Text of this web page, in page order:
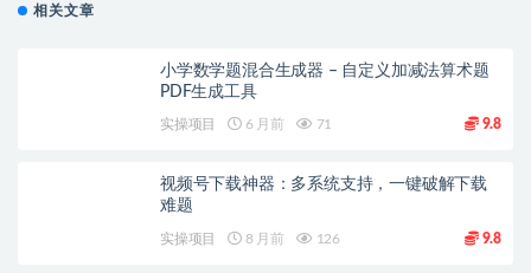
相关文章
小学数学题混合生成器 – 自定义加减法算术题
PDF生成工具
实操项目 6 月前 71 9.8
视频号下载神器：多系统支持，一键破解下载
难题
实操项目 8 月前 126 9.8